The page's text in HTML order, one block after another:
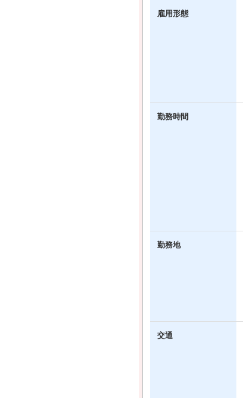
雇用形態
勤務時間
勤務地
交通